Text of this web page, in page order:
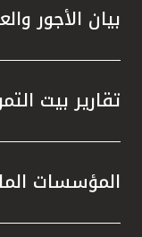
بيان الأجور
تقارير بيت
المؤسسات